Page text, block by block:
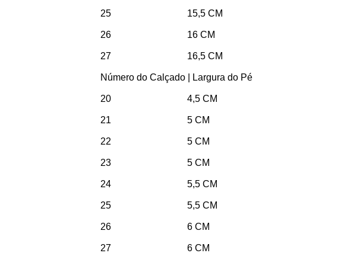
25 15,5 CM
26 16 CM
27 16,5 CM
Número do Calçado | Largura do Pé
20 4,5 CM
21 5 CM
22 5 CM
23 5 CM
24 5,5 CM
25 5,5 CM
26 6 CM
27 6 CM